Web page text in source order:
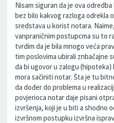
Nisam siguran da je ova
bez bilo kakvog razloga odrekla
sredstava u korist notara.
vanpraničnim postupcma su to
tvrdim da je bila mnogo veća
tim poslovima ubirali znbačajne
da bi ugovor u zalogu (hipoteka)
mora sačiniti notar. Šta je tu
da dođer do problema u
povjerioca notar daje pisani
izvršenja, koji je u biti a shodno
izvršnom postupku izvršna